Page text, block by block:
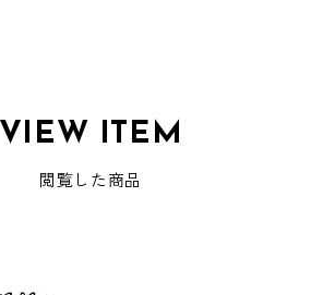
VIEW ITEM
閲覧した商品